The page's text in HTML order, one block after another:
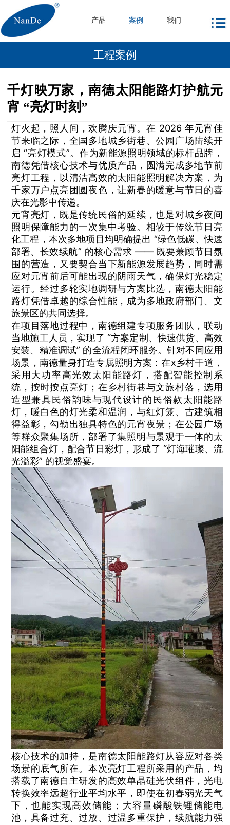
产品 案例 我们
工程案例
千灯映万家，南德太阳能路灯护航元
宵 “亮灯时刻”
灯火起，照人间，欢腾庆元宵。在 2026 年元宵佳
节来临之际，全国多地城乡街巷、公园广场陆续开
启 “亮灯模式”。作为新能源照明领域的标杆品牌，
南德凭借核心技术与优质产品，圆满完成多地节前
亮灯工程，以清洁高效的太阳能照明解决方案，为
千家万户点亮团圆夜色，让新春的暖意与节日的喜
庆在光影中传递。
元宵亮灯，既是传统民俗的延续，也是对城乡夜间
照明保障能力的一次集中考验。相较于传统节日亮
化工程，本次多地项目均明确提出 “绿色低碳、快速
部署、长效续航” 的核心需求 —— 既要兼顾节日氛
围的营造，又要契合当下新能源发展趋势，同时需
应对元宵前后可能出现的阴雨天气，确保灯光稳定
运行。经过多轮实地调研与方案比选，南德太阳能
路灯凭借卓越的综合性能，成为多地政府部门、文
旅景区的共同选择。
在项目落地过程中，南德组建专项服务团队，联动
当地施工人员，实现了 “方案定制、快速供货、高效
安装、精准调试” 的全流程闭环服务。针对不同应用
场景，南德量身打造专属照明方案：在x乡村干道，
采用大功率高光效太阳能路灯，搭配智能控制系
统，按时按点亮灯；在乡村街巷与文旅村落，选用
造型兼具民俗韵味与现代设计的民俗款太阳能路
灯，暖白色的灯光柔和温润，与红灯笼、古建筑相
得益彰，勾勒出独具特色的元宵夜景；在公园广场
等群众聚集场所，部署了集照明与景观于一体的太
阳能组合灯，配合节日彩灯，形成了 “灯海璀璨、流
光溢彩” 的视觉盛宴。
核心技术的加持，是南德太阳能路灯从容应对各类
场景的底气所在。本次亮灯工程所采用的产品，均
搭载了南德自主研发的高效单晶硅光伏组件，光电
转换效率远超行业平均水平，即使在初春弱光天气
下，也能实现高效储能；大容量磷酸铁锂储能电
池，具备过充、过放、过温多重保护，续航能力强